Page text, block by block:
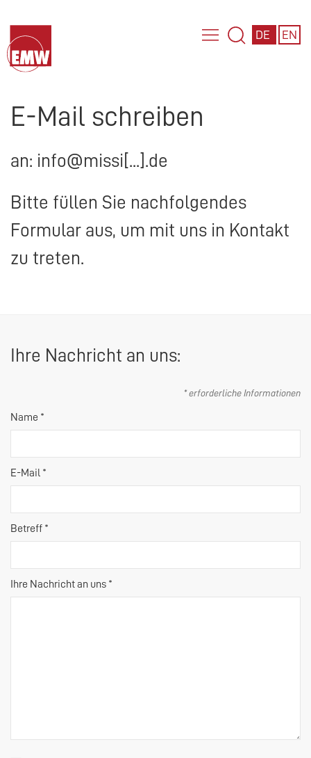
DE EN
E-Mail schreiben
an: info@missi[...].de
Bitte füllen Sie nachfolgendes
Formular aus, um mit uns in Kontakt
zu treten.
Ihre Nachricht an uns:
* erforderliche Informationen
Name *
E-Mail *
Betreff *
Ihre Nachricht an uns *